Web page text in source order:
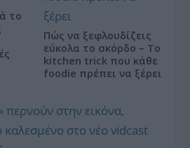
το
Πώς να ξεφλουδίζεις
εύκολα το σκόρδο – Το
kitchen trick που κάθε
foodie πρέπει να ξέρει